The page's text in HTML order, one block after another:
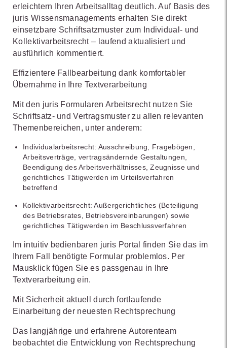
erleichtern Ihren Arbeitsalltag deutlich. Auf Basis des
juris Wissensmanagements erhalten Sie direkt
einsetzbare Schriftsatzmuster zum Individual- und
Kollektivarbeitsrecht – laufend aktualisiert und
ausführlich kommentiert.
Effizientere Fallbearbeitung dank komfortabler
Übernahme in Ihre Textverarbeitung
Mit den juris Formularen Arbeitsrecht nutzen Sie
Schriftsatz- und Vertragsmuster zu allen relevanten
Themenbereichen, unter anderem:
Individualarbeitsrecht: Ausschreibung, Fragebögen,
Arbeitsverträge, vertragsändernde Gestaltungen,
Beendigung des Arbeitsverhältnisses, Zeugnisse und
gerichtliches Tätigwerden im Urteilsverfahren
betreffend
Kollektivarbeitsrecht: Außergerichtliches (Beteiligung
des Betriebsrates, Betriebsvereinbarungen) sowie
gerichtliches Tätigwerden im Beschlussverfahren
Im intuitiv bedienbaren juris Portal finden Sie das im
Ihrem Fall benötigte Formular problemlos. Per
Mausklick fügen Sie es passgenau in Ihre
Textverarbeitung ein.
Mit Sicherheit aktuell durch fortlaufende
Einarbeitung der neuesten Rechtsprechung
Das langjährige und erfahrene Autorenteam
beobachtet die Entwicklung von Rechtsprechung